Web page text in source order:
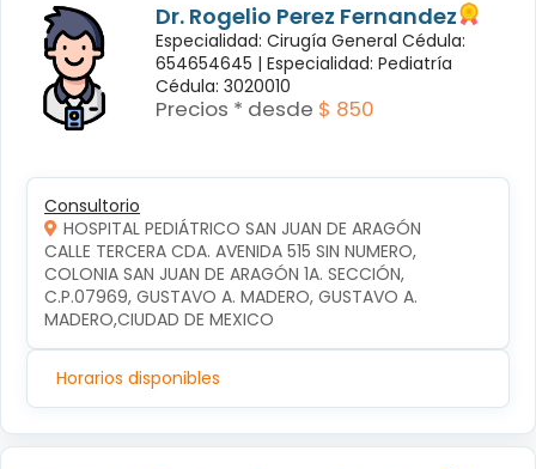
Dr. Rogelio Perez Fernandez
Especialidad: Cirugía General Cédula:
654654645 | Especialidad: Pediatría
Cédula: 3020010
Precios * desde $ 850
Consultorio
HOSPITAL PEDIÁTRICO SAN JUAN DE ARAGÓN
CALLE TERCERA CDA. AVENIDA 515 SIN NUMERO,
COLONIA SAN JUAN DE ARAGÓN 1A. SECCIÓN,
C.P.07969, GUSTAVO A. MADERO, GUSTAVO A.
MADERO,CIUDAD DE MEXICO
Horarios disponibles